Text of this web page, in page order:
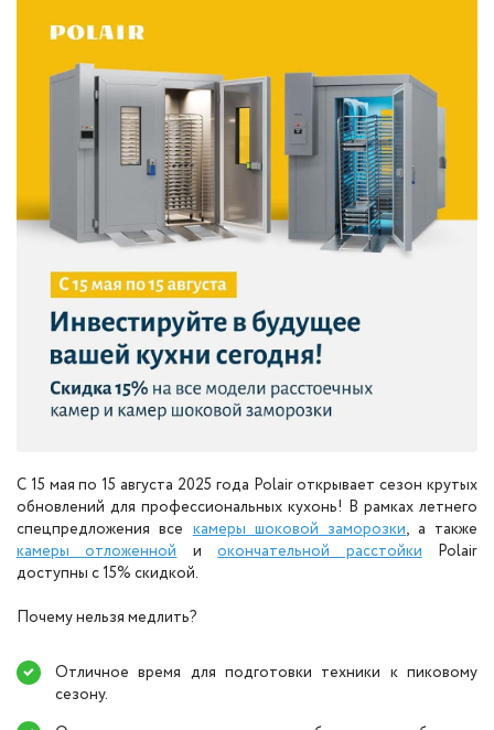
С 15 мая по 15 августа 2025 года Polair открывает сезон крутых
обновлений для профессиональных кухонь! В рамках летнего
спецпредложения всекамеры шоковой заморозки, а также
камеры отложеннойиокончательной расстойкиPolair
доступны с 15% скидкой.
Почему нельзя медлить?
Отличное время для подготовки техники к пиковому
сезону.